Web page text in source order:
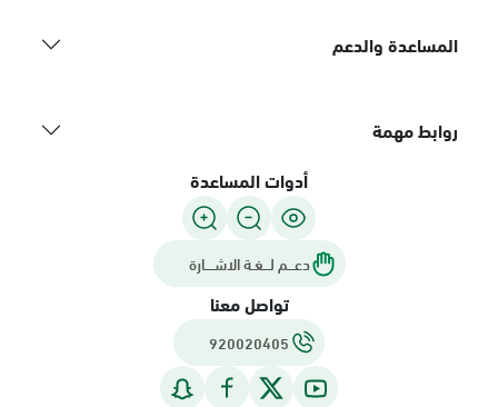
المساعدة والدعم
روابط مهمة
أدوات المساعدة
دعـــم لـــغـة الاشــــارة
تواصل معنا
920020405